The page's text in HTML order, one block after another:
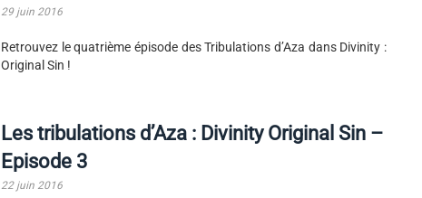
29 juin 2016
Retrouvez le quatrième épisode des Tribulations d’Aza dans Divinity :
Original Sin !
Les tribulations d’Aza : Divinity Original Sin –
Episode 3
22 juin 2016